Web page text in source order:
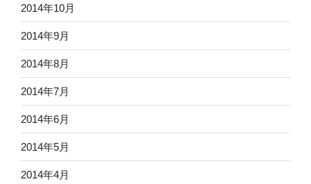
2014年10月
2014年9月
2014年8月
2014年7月
2014年6月
2014年5月
2014年4月